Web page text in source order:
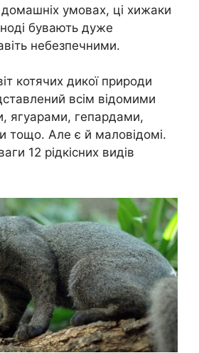
домашніх умовах, ці хижаки
бувають дуже
небезпечними.
котячих дикої природи
всім відомими
ягуарами, гепардами,
тощо. Але є й маловідомі.
12 рідкісних видів